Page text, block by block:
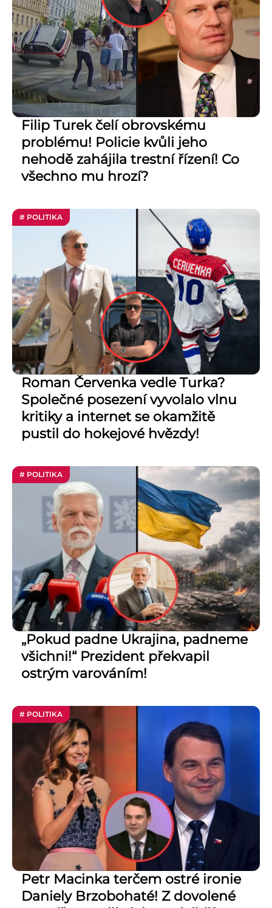
Filip Turek čelí obrovskému
problému! Policie kvůli jeho
nehodě zahájila trestní řízení! Co
všechno mu hrozí?
# POLITIKA
Roman Červenka vedle Turka?
Společné posezení vyvolalo vlnu
kritiky a internet se okamžitě
pustil do hokejové hvězdy!
# POLITIKA
„Pokud padne Ukrajina, padneme
všichni!“ Prezident překvapil
ostrým varováním!
# POLITIKA
Petr Macinka terčem ostré ironie
Daniely Brzobohaté! Z dovolené